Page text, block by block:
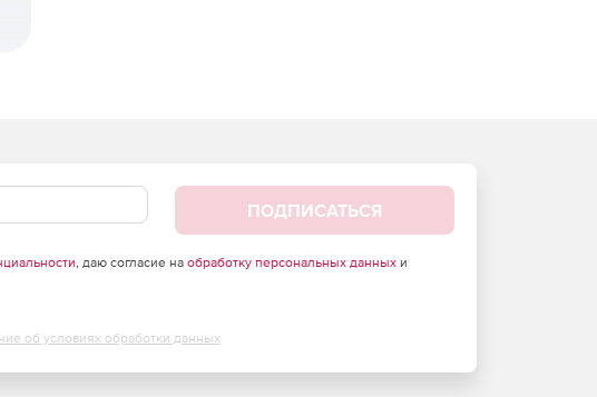
ПОДПИСАТЬСЯ
, даю согласие на обработку персональных данныхи
об условиях обработки данных